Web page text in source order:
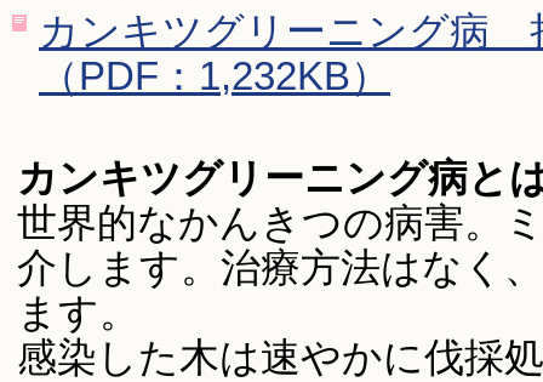
カンキツグリーニング病
（PDF：1,232KB）
カンキツグリーニング病と
世界的なかんきつの病害。
介します。治療方法はなく
ます。
感染した木は速やかに伐採